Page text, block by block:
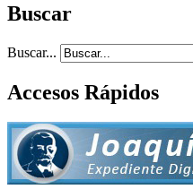
Buscar
Buscar...
Accesos Rápidos